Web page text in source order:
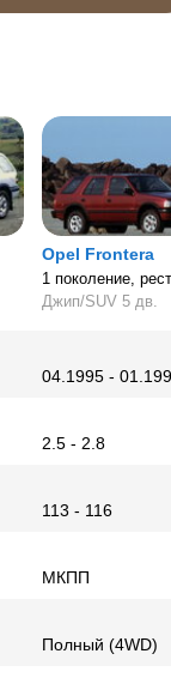
Opel Frontera
1 поколение,
Джип/SUV 5 дв.
04.1995 -
2.5 - 2.8
113 - 116
МКПП
Полный (4WD)